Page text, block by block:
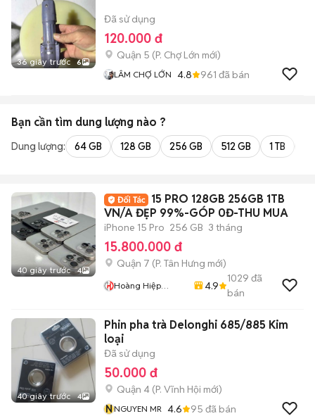
36 giây trước 6
Đã sử dụng
120.000 đ
Quận 5 (P. Chợ Lớn mới)
LÂM CHỢ LỚN 4.8 961 đã bán
Bạn cần tìm dung lượng nào ?
Dung lượng: 64 GB 128 GB 256 GB 512 GB 1 TB
40 giây trước 4
15 PRO 128GB 256GB 1TB
VN/A ĐẸP 99%-GÓP 0Đ-THU MUA
iPhone 15 Pro 256 GB 3 tháng
15.800.000 đ
Quận 7 (P. Tân Hưng mới)
Hoàng Hiệp
4.9
1029 đã
bán
40 giây trước 4
Phin pha trà Delonghi 685/885 Kim
loại
Đã sử dụng
50.000 đ
Quận 4 (P. Vĩnh Hội mới)
NNGUYEN MR 4.6 95 đã bán